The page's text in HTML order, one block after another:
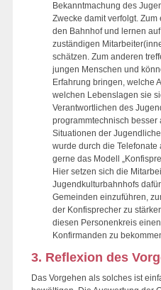
Bekanntmachung des
Zwecke damit verfolgt.
den Bahnhof und lernen
zuständigen
schätzen. Zum anderen
jungen Menschen und
Erfahrung bringen, welche
welchen Lebenslagen sie
Verantwortlichen des
programmtechnisch besser
Situationen der
wurde durch die Telefonate
gerne das Modell
Hier setzen sich die
Jugendkulturbahnhofs
Gemeinden einzuführen,
der Konfisprecher zu
diesen Personenkreis
Konfirmanden zu
3. Reflexion des
Das Vorgehen als solches ist